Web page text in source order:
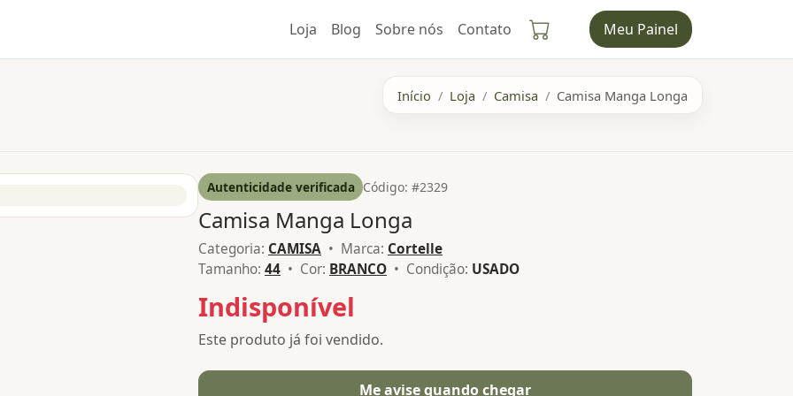
Loja Blog Sobre nós Contato Meu Painel
Início Loja Camisa Camisa Manga Longa
Autenticidade verificada Código: #2329
Camisa Manga Longa
Categoria: CAMISA • Marca: Cortelle
Tamanho: 44 • Cor: BRANCO • Condição: USADO
Indisponível
Este produto já foi vendido.
Me avise quando chegar